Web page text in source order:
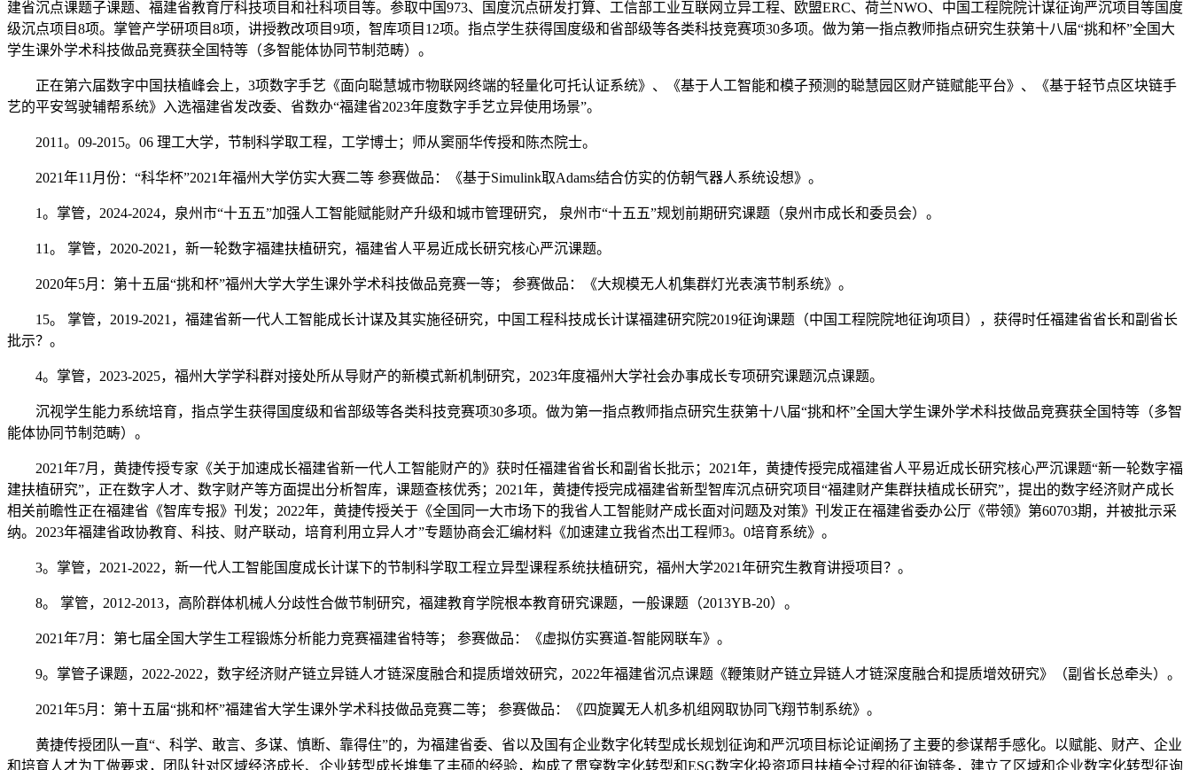
建省沉点课题子课题、福建省教育厅科技项目和社科项目等。参取中国973、国度沉点研发打算、工信部工业互联网立异工程、欧盟ERC、荷兰NWO、中国工程院院计谋征询严沉项目等国度
级沉点项目8项。掌管产学研项目8项，讲授教改项目9项，智库项目12项。指点学生获得国度级和省部级等各类科技竞赛项30多项。做为第一指点教师指点研究生获第十八届“挑和杯”全国大
学生课外学术科技做品竞赛获全国特等（多智能体协同节制范畴）。
正在第六届数字中国扶植峰会上，3项数字手艺《面向聪慧城市物联网终端的轻量化可托认证系统》、《基于人工智能和模子预测的聪慧园区财产链赋能平台》、《基于轻节点区块链手
艺的平安驾驶辅帮系统》入选福建省发改委、省数办“福建省2023年度数字手艺立异使用场景”。
2011。09-2015。06 理工大学，节制科学取工程，工学博士；师从窦丽华传授和陈杰院士。
2021年11月份：“科华杯”2021年福州大学仿实大赛二等 参赛做品：《基于Simulink取Adams结合仿实的仿朝气器人系统设想》。
1。掌管，2024-2024，泉州市“十五五”加强人工智能赋能财产升级和城市管理研究， 泉州市“十五五”规划前期研究课题（泉州市成长和委员会）。
11。 掌管，2020-2021，新一轮数字福建扶植研究，福建省人平易近成长研究核心严沉课题。
2020年5月：第十五届“挑和杯”福州大学大学生课外学术科技做品竞赛一等； 参赛做品：《大规模无人机集群灯光表演节制系统》。
15。 掌管，2019-2021，福建省新一代人工智能成长计谋及其实施径研究，中国工程科技成长计谋福建研究院2019征询课题（中国工程院院地征询项目），获得时任福建省省长和副省长
批示？。
4。掌管，2023-2025，福州大学学科群对接处所从导财产的新模式新机制研究，2023年度福州大学社会办事成长专项研究课题沉点课题。
沉视学生能力系统培育，指点学生获得国度级和省部级等各类科技竞赛项30多项。做为第一指点教师指点研究生获第十八届“挑和杯”全国大学生课外学术科技做品竞赛获全国特等（多智
能体协同节制范畴）。
2021年7月，黄捷传授专家《关于加速成长福建省新一代人工智能财产的》获时任福建省省长和副省长批示；2021年，黄捷传授完成福建省人平易近成长研究核心严沉课题“新一轮数字福
建扶植研究”，正在数字人才、数字财产等方面提出分析智库，课题查核优秀；2021年，黄捷传授完成福建省新型智库沉点研究项目“福建财产集群扶植成长研究”，提出的数字经济财产成长
相关前瞻性正在福建省《智库专报》刊发；2022年，黄捷传授关于《全国同一大市场下的我省人工智能财产成长面对问题及对策》刊发正在福建省委办公厅《带领》第60703期，并被批示采
纳。2023年福建省政协教育、科技、财产联动，培育利用立异人才”专题协商会汇编材料《加速建立我省杰出工程师3。0培育系统》。
3。掌管，2021-2022，新一代人工智能国度成长计谋下的节制科学取工程立异型课程系统扶植研究，福州大学2021年研究生教育讲授项目？。
8。 掌管，2012-2013，高阶群体机械人分歧性合做节制研究，福建教育学院根本教育研究课题，一般课题（2013YB-20）。
2021年7月：第七届全国大学生工程锻炼分析能力竞赛福建省特等； 参赛做品：《虚拟仿实赛道-智能网联车》。
9。掌管子课题，2022-2022，数字经济财产链立异链人才链深度融合和提质增效研究，2022年福建省沉点课题《鞭策财产链立异链人才链深度融合和提质增效研究》（副省长总牵头）。
2021年5月：第十五届“挑和杯”福建省大学生课外学术科技做品竞赛二等； 参赛做品：《四旋翼无人机多机组网取协同飞翔节制系统》。
黄捷传授团队一直“、科学、敢言、多谋、慎断、靠得住”的，为福建省委、省以及国有企业数字化转型成长规划征询和严沉项目标论证阐扬了主要的参谋帮手感化。以赋能、财产、企业
和培育人才为工做要求，团队针对区域经济成长、企业转型成长堆集了丰硕的经验，构成了贯穿数字化转型和ESG数字化投资项目扶植全过程的征询链条，建立了区域和企业数字化转型征询